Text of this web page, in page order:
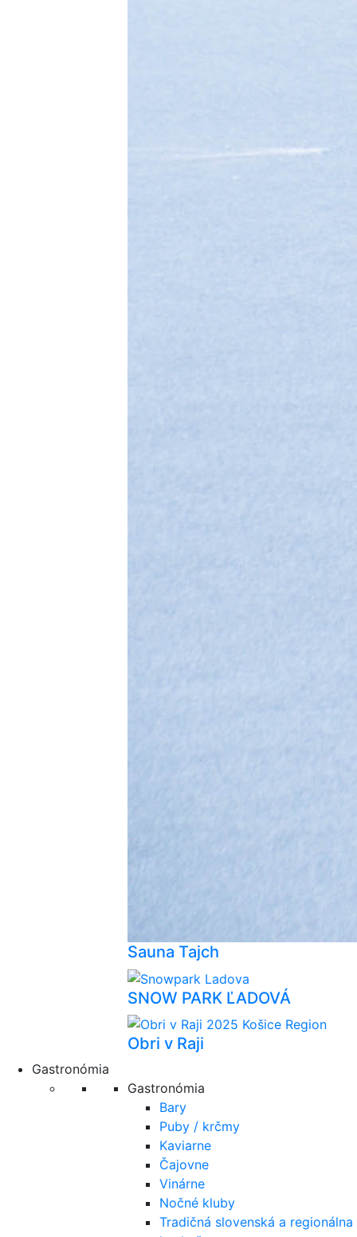
Sauna Tajch
SNOW PARK ĽADOVÁ
Obri v Raji
Gastronómia
Gastronómia
Bary
Puby / krčmy
Kaviarne
Čajovne
Vinárne
Nočné kluby
Tradičná slovenská a regionálna